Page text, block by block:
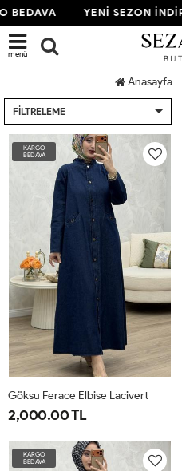
YENİ SEZON İNDİRİMİ
menü
Anasayfa
FILTRELEME
KARGO
BEDAVA
42 44 46 48 50 52
Göksu Ferace Elbise Lacivert
2,000.00 TL
KARGO
BEDAVA